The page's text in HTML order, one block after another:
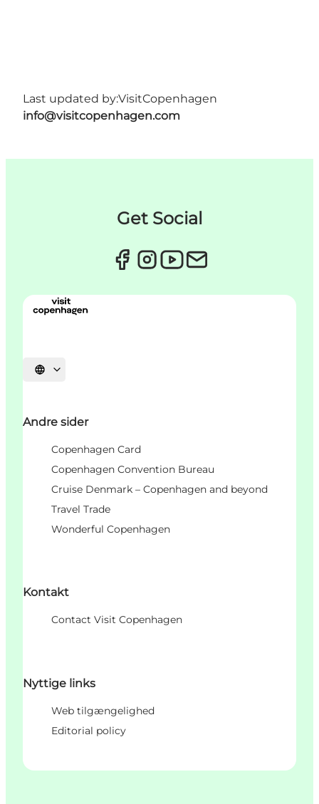
Last updated by:VisitCopenhagen
info@visitcopenhagen.com
Get Social
Select language
Andre sider
Copenhagen Card
Copenhagen Convention Bureau
Cruise Denmark – Copenhagen and beyond
Travel Trade
Wonderful Copenhagen
Kontakt
Contact Visit Copenhagen
Nyttige links
Web tilgængelighed
Editorial policy